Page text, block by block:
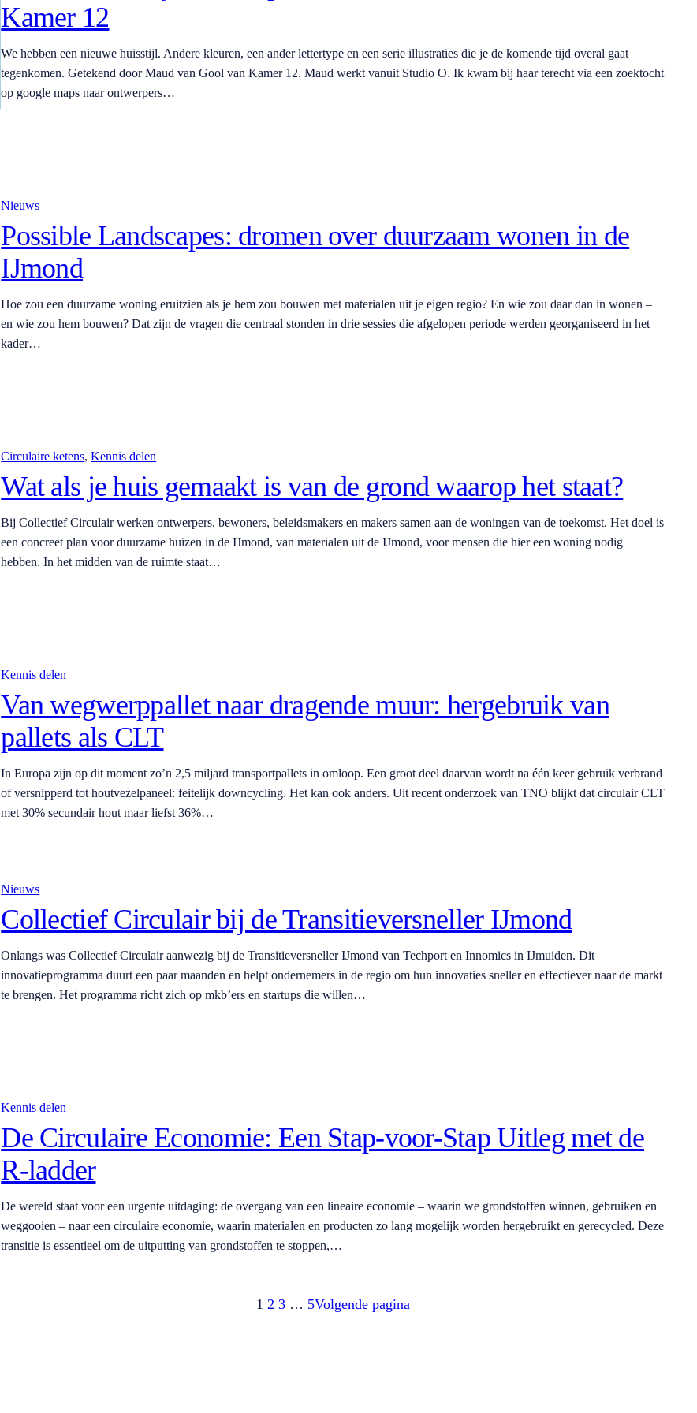
Kamer 12
We hebben een nieuwe huisstijl. Andere kleuren, een ander lettertype en een serie illustraties die je de komende tijd overal gaat
tegenkomen. Getekend door Maud van Gool van Kamer 12. Maud werkt vanuit Studio O. Ik kwam bij haar terecht via een zoektocht
op google maps naar ontwerpers…
Nieuws
Possible Landscapes: dromen over duurzaam wonen in de
IJmond
Hoe zou een duurzame woning eruitzien als je hem zou bouwen met materialen uit je eigen regio? En wie zou daar dan in wonen –
en wie zou hem bouwen? Dat zijn de vragen die centraal stonden in drie sessies die afgelopen periode werden georganiseerd in het
kader…
Circulaire ketens, Kennis delen
Wat als je huis gemaakt is van de grond waarop het staat?
Bij Collectief Circulair werken ontwerpers, bewoners, beleidsmakers en makers samen aan de woningen van de toekomst. Het doel is
een concreet plan voor duurzame huizen in de IJmond, van materialen uit de IJmond, voor mensen die hier een woning nodig
hebben. In het midden van de ruimte staat…
Kennis delen
Van wegwerppallet naar dragende muur: hergebruik van
pallets als CLT
In Europa zijn op dit moment zo’n 2,5 miljard transportpallets in omloop. Een groot deel daarvan wordt na één keer gebruik verbrand
of versnipperd tot houtvezelpaneel: feitelijk downcycling. Het kan ook anders. Uit recent onderzoek van TNO blijkt dat circulair CLT
met 30% secundair hout maar liefst 36%…
Nieuws
Collectief Circulair bij de Transitieversneller IJmond
Onlangs was Collectief Circulair aanwezig bij de Transitieversneller IJmond van Techport en Innomics in IJmuiden. Dit
innovatieprogramma duurt een paar maanden en helpt ondernemers in de regio om hun innovaties sneller en effectiever naar de markt
te brengen. Het programma richt zich op mkb’ers en startups die willen…
Kennis delen
De Circulaire Economie: Een Stap-voor-Stap Uitleg met de
R-ladder
De wereld staat voor een urgente uitdaging: de overgang van een lineaire economie – waarin we grondstoffen winnen, gebruiken en
weggooien – naar een circulaire economie, waarin materialen en producten zo lang mogelijk worden hergebruikt en gerecycled. Deze
transitie is essentieel om de uitputting van grondstoffen te stoppen,…
1 2 3 … 5Volgende pagina